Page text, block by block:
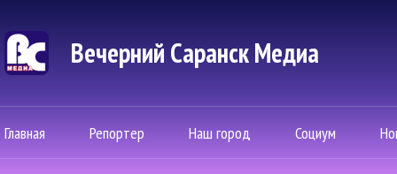
Вечерний Саранск Mедиа
Главная Репортер Наш город Социум